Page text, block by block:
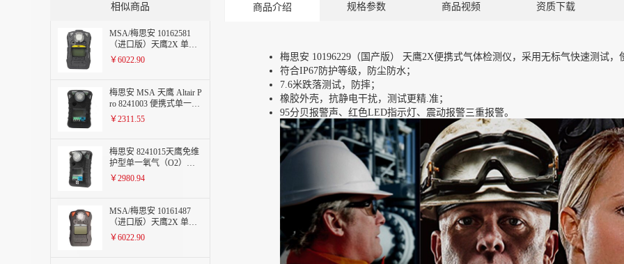
相似商品
MSA/梅思安 10162581
（进口版）天鹰2X 单一
便携式气体检测仪H2S
￥6022.90
梅思安 MSA 天鹰 Altair P
ro 8241003 便携式单一气
体检测仪 氧气 O2
￥2311.55
梅思安 8241015天鹰免维
护型单一氧气（O2）气
体检测仪
￥2980.94
MSA/梅思安 10161487
（进口版）天鹰2X 单一
气体检测仪 CO（一氧化
￥6022.90
商品介绍 规格参数 商品视频 资质下载
梅思安 10196229（国产版） 天鹰2X便携式气体检测仪，采用无标气快速测试，
符合IP67防护等级，防尘防水；
7.6米跌落测试，防摔；
橡胶外壳，抗静电干扰，测试更精.准；
95分贝报警声、红色LED指示灯、震动报警三重报警。